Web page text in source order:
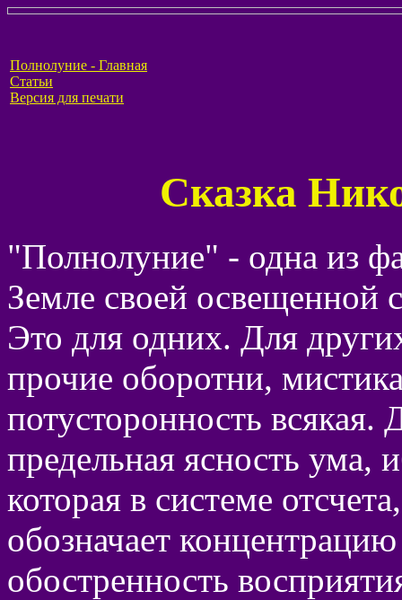
Полнолуние - Главная
Статьи
Версия для печати
Сказка
"Полнолуние" - одна из
Земле своей освещенной
Это для одних. Для
прочие оборотни,
потусторонность всякая.
предельная ясность ума,
которая в системе
обозначает
обостренность